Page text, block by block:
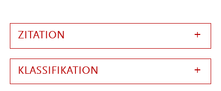
ZITATION
KLASSIFIKATION